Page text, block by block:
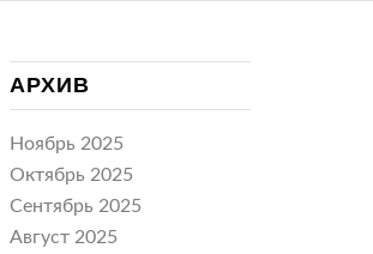
АРХИВ
Ноябрь 2025
Октябрь 2025
Сентябрь 2025
Август 2025